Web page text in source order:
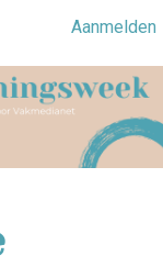
Aanmelden